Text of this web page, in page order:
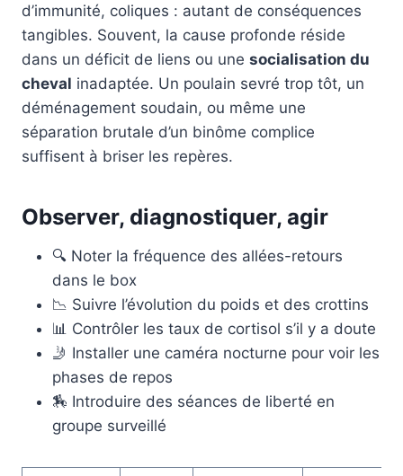
d’immunité, coliques : autant de conséquences
tangibles. Souvent, la cause profonde réside
dans un déficit de liens ou une socialisation du
cheval inadaptée. Un poulain sevré trop tôt, un
déménagement soudain, ou même une
séparation brutale d’un binôme complice
suffisent à briser les repères.
Observer, diagnostiquer, agir
🔍 Noter la fréquence des allées-retours
dans le box
📉 Suivre l’évolution du poids et des crottins
📊 Contrôler les taux de cortisol s’il y a doute
🤳 Installer une caméra nocturne pour voir les
phases de repos
🏇 Introduire des séances de liberté en
groupe surveillé